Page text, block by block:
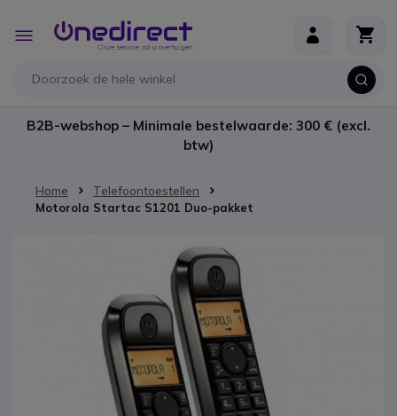
Toggle
Nav
B2B-webshop – Minimale bestelwaarde: 300 € (excl.
btw)
Home
Telefoontoestellen
Motorola Startac S1201 Duo-pakket